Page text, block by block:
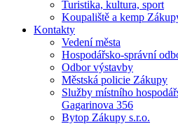
Turistika, kultura, sport
Koupaliště a kemp
Kontakty
Vedení města
Hospodářsko-správní
Odbor výstavby
Městská policie Zákupy
Služby místního
Gagarinova 356
Bytop Zákupy s.r.o.